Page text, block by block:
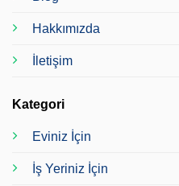
Hakkımızda
İletişim
Kategori
Eviniz İçin
İş Yeriniz İçin